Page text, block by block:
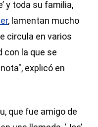
y toda su familia,
, lamentan mucho
circula en varios
con la que se
explicó en
que fue amigo de